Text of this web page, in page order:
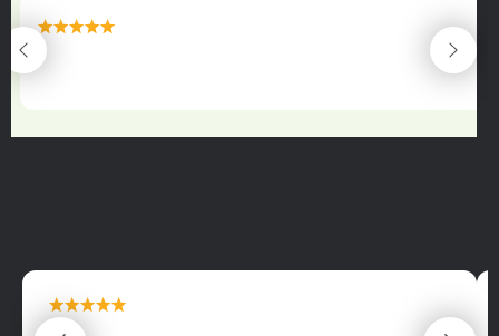
maximální spokojenost
22.06.2025
maximální spokojenost